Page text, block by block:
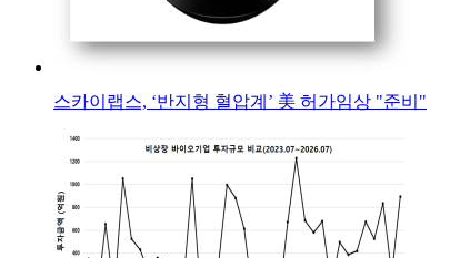
스카이랩스, ‘반지형 혈압계’ 美 허가임상 "준비"